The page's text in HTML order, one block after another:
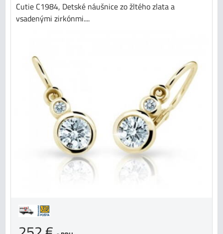
Cutie C1984, Detské náušnice zo žltého zlata a
vsadenými zirkónmi....